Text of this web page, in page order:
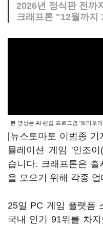
2026년 정식판 전까
크래프톤 "12월까지
본 영상은 AI 편집 프로그램 '토마토
[뉴스토마토 이범종 기
뮬레이션 게임 '인조
습니다. 크래프톤은
을 모으기 위해 각종
25일 PC 게임 플랫폼
국내 인기 91위를 차